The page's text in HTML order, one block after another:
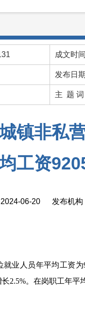
成文时
发布日
主 题 词
镇非私
工资
2024-06-20 发布机构
就业人员年平均工资为
2.5%。在岗职工年平